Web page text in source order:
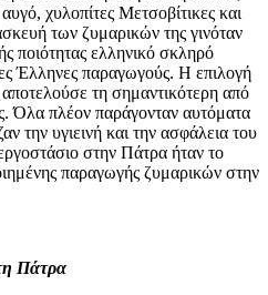
χυλοπίτες Μετσοβίτικες και
των ζυμαρικών της γινόταν
ποιότητας ελληνικό σκληρό
Έλληνες παραγωγούς. Η επιλογή
τη σημαντικότερη από
Όλα πλέον παράγονταν αυτόματα
την υγιεινή και την ασφάλεια του
στην Πάτρα ήταν το
παραγωγής ζυμαρικών στην
Πάτρα